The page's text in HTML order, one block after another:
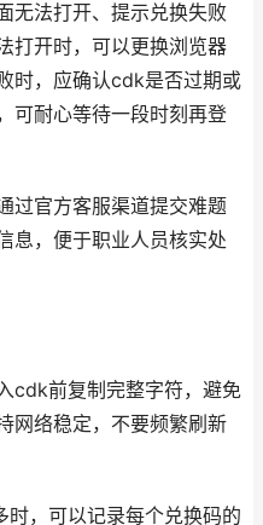
无法打开、提示兑换失败
打开时，可以更换浏览器
时，应确认cdk是否过期或
可耐心等待一段时刻再登
过官方客服渠道提交难题
息，便于职业人员核实处
cdk前复制完整字符，避免
网络稳定，不要频繁刷新
，可以记录每个兑换码的